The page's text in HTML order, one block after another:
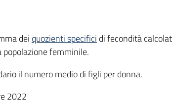
dei quozienti specifici di fecondità
femminile.
il numero medio di figli per donna.
2022